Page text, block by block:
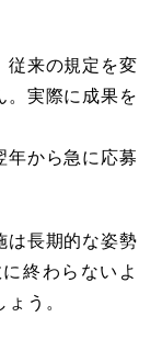
従来の規定を変
。実際に成果を
年から急に応募
は長期的な姿勢
終わらないよ
う。